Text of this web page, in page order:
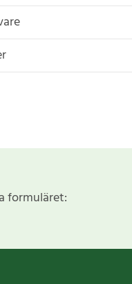
formuläret: